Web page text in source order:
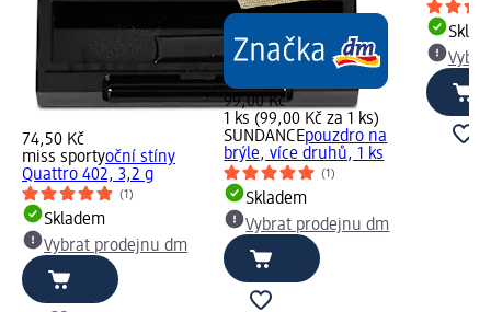
74,50 Kč
miss sportyoční stíny
Quattro 402, 3,2 g
(1)
Skladem
Vybrat prodejnu dm
99,00 Kč
1 ks (99,00 Kč za 1 ks)
SUNDANCEpouzdro na
brýle, více druhů, 1 ks
(1)
Skladem
Vybrat prodejnu dm